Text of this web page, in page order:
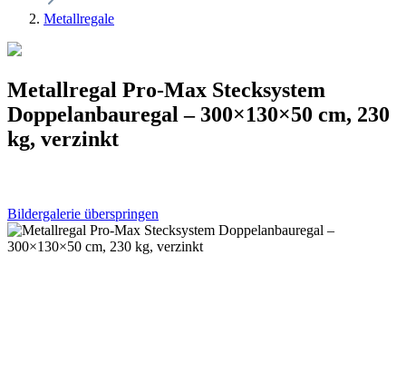
Metallregale
Metallregal Pro-Max Stecksystem
Doppelanbauregal – 300×130×50 cm, 230
kg, verzinkt
Bildergalerie überspringen